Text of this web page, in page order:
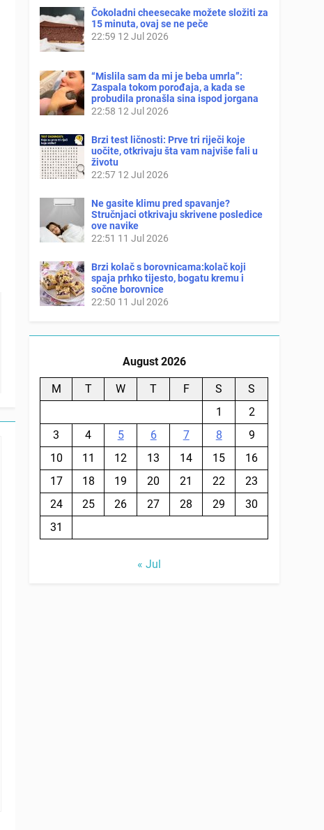
Čokoladni cheesecake možete složiti za
15 minuta, ovaj se ne peče
22:59 12 Jul 2026
“Mislila sam da mi je beba umrla”:
Zaspala tokom porođaja, a kada se
probudila pronašla sina ispod jorgana
22:58 12 Jul 2026
Brzi test ličnosti: Prve tri riječi koje
uočite, otkrivaju šta vam najviše fali u
životu
22:57 12 Jul 2026
Ne gasite klimu pred spavanje?
Stručnjaci otkrivaju skrivene posledice
ove navike
22:51 11 Jul 2026
Brzi kolač s borovnicama:kolač koji
spaja prhko tijesto, bogatu kremu i
sočne borovnice
22:50 11 Jul 2026
August 2026
M T W T F S
S
1
2
3
4 5 6 7 8
9
10
11 12 13 14 15
16
17
18 19 20 21 22
23
24
25 26 27 28 29
30
31
« Jul